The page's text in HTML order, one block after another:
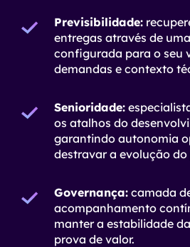
Previsibilidade:
entregas através de
configurada para o seu
demandas e contexto
Senioridade:
os atalhos do
garantindo autonomia
destravar a evolução
Governança: camada
acompanhamento
manter a estabilidade
prova de valor.